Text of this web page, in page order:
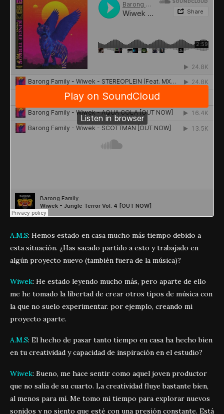
A.M.S: Hemos estado en casa mucho más tiempo debido a
esta situación. ¿Has sacado partido a esto y trabajado en
algún proyecto nuevo (también fuera de la música)?
Wiwek: He estado leyendo mucho más, pero aparte de ello
me he tomado la libertad de crear otros tipos de música con
la que no suelo experimentar. por ejemplo, creando mi
proyecto aparte.
A.M.S: El hecho de pasar tanto tiempo en casa ha hecho bien
en tu creatividad y capacidad de inspiración en el estudio?
Wiwek: Bueno, me hace sentir como aquel joven productor
que no salía de su cuarto. La creatividad fluye bastante bien,
al menos para mí. Me tomo mi tiempo para explorar nuevos
sonidos y no siento que esté con una presión constante. Está